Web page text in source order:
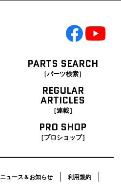
PARTS SEARCH
［パーツ検索］
REGULAR
ARTICLES
［連載］
PRO SHOP
［プロショップ］
ニュース＆お知らせ 利用規約